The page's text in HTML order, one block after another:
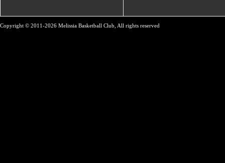
Copyright © 2011-2026 Melissia Basketball Club, All rights reserved